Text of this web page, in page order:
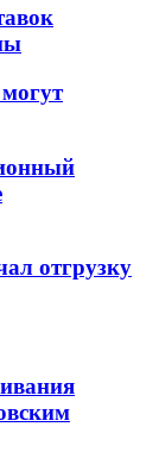
отгрузку